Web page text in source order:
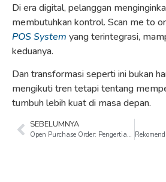
Di era digital, pelanggan
membutuhkan kontrol. Scan me to
POS System yang terintegrasi,
keduanya.
Dan transformasi seperti ini bukan
mengikuti tren tetapi tentang
tumbuh lebih kuat di masa depan.
SEBELUMNYA
Open Purchase Order: Pengertian, Manfaat, dan Cara Kerja